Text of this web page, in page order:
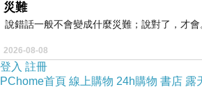
裡面的空間以優雅時尚的黑色裝潢為
災難
說錯話一般不會變成什麼災難；說對了，才會
2026-08-08
登入 註冊
PChome首頁 線上購物 24h購物 書店 露